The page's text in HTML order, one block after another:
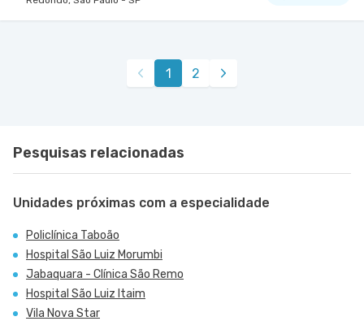
1 2
Pesquisas relacionadas
Unidades próximas com a especialidade
Policlínica Taboão
Hospital São Luiz Morumbi
Jabaquara - Clínica São Remo
Hospital São Luiz Itaim
Vila Nova Star